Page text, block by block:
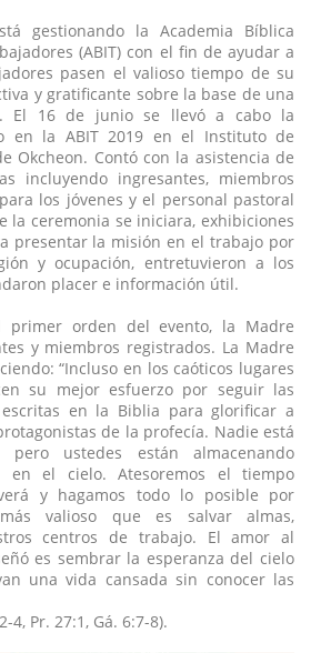
gestionando la Academia Bíblica
(ABIT) con el fin de ayudar a
pasen el valioso tiempo de su
y gratificante sobre la base de una
El 16 de junio se llevó a cabo la
en la ABIT 2019 en el Instituto de
Okcheon. Contó con la asistencia de
incluyendo ingresantes, miembros
los jóvenes y el personal pastoral
la ceremonia se iniciara, exhibiciones
presentar la misión en el trabajo por
y ocupación, entretuvieron a los
placer e información útil.
orden del evento, la Madre
y miembros registrados. La Madre
“Incluso en los caóticos lugares
su mejor esfuerzo por seguir las
en la Biblia para glorificar a
de la profecía. Nadie está
ustedes están almacenando
en el cielo. Atesoremos el tiempo
y hagamos todo lo posible por
valioso que es salvar almas,
centros de trabajo. El amor al
es sembrar la esperanza del cielo
una vida cansada sin conocer las
4, Pr. 27:1, Gá. 6:7-8).